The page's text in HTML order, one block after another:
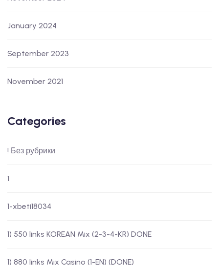
January 2024
September 2023
November 2021
Categories
! Без рубрики
1
1-xbeti18034
1) 550 links KOREAN Mix (2-3-4-KR) DONE
1) 880 links Mix Casino (1-EN) (DONE)